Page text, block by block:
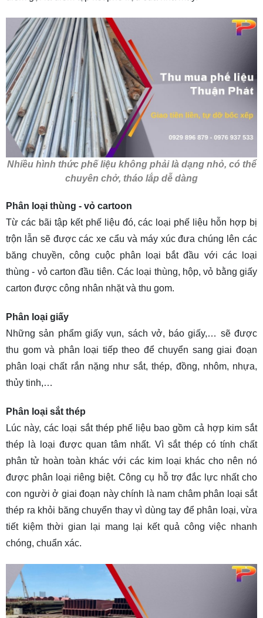
Nhiều hình thức phế liệu không phải là dạng nhỏ, có thể
chuyên chở, tháo lắp dễ dàng
Phân loại thùng - vỏ cartoon
Từ các bãi tập kết phế liệu đó, các loại phế liệu hỗn hợp bị
trộn lẫn sẽ được các xe cẩu và máy xúc đưa chúng lên các
băng chuyền, công cuộc phân loại bắt đầu với các loại
thùng - vỏ carton đầu tiên. Các loại thùng, hộp, vỏ bằng giấy
carton được công nhân nhặt và thu gom.
Phân loại giấy
Những sản phẩm giấy vụn, sách vở, báo giấy,… sẽ được
thu gom và phân loại tiếp theo để chuyển sang giai đoạn
phân loại chất rắn nặng như sắt, thép, đồng, nhôm, nhựa,
thủy tinh,…
Phân loại sắt thép
Lúc này, các loại sắt thép phế liệu bao gồm cả hợp kim sắt
thép là loại được quan tâm nhất. Vì sắt thép có tính chất
phân tử hoàn toàn khác với các kim loại khác cho nên nó
được phân loại riêng biệt. Công cụ hỗ trợ đắc lực nhất cho
con người ở giai đoạn này chính là nam châm phân loại sắt
thép ra khỏi băng chuyển thay vì dùng tay để phân loại, vừa
tiết kiệm thời gian lại mang lại kết quả công việc nhanh
chóng, chuẩn xác.